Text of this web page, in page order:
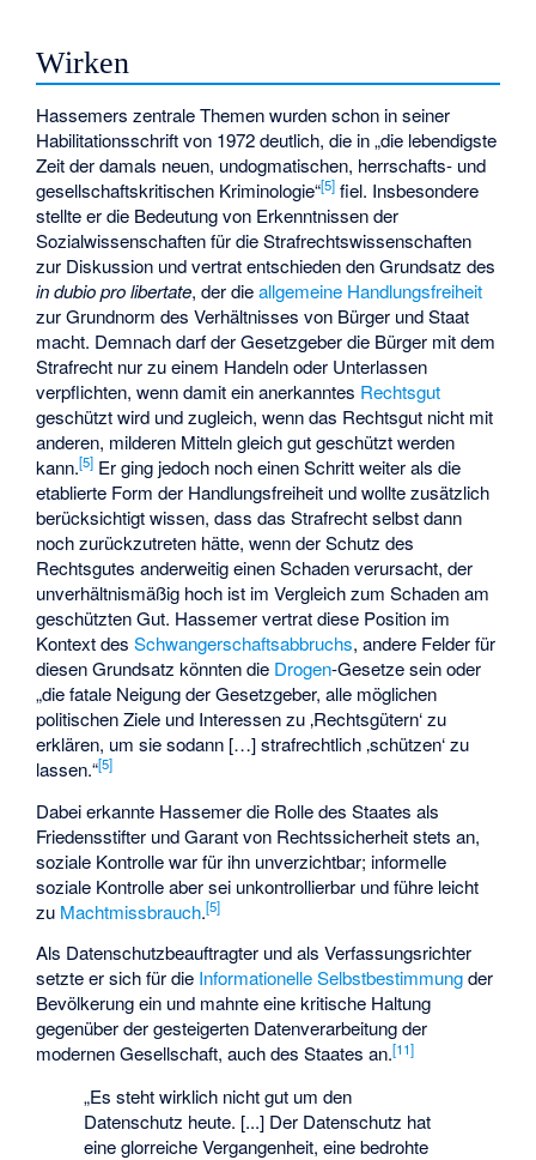
Wirken
Hassemers zentrale Themen wurden schon in seiner
Habilitationsschrift von 1972 deutlich, die in „die lebendigste
Zeit der damals neuen, undogmatischen, herrschafts- und
gesellschaftskritischen Kriminologie“[5] fiel. Insbesondere
stellte er die Bedeutung von Erkenntnissen der
Sozialwissenschaften für die Strafrechtswissenschaften
zur Diskussion und vertrat entschieden den Grundsatz des
in dubio pro libertate, der dieallgemeine Handlungsfreiheit
zur Grundnorm des Verhältnisses von Bürger und Staat
macht. Demnach darf der Gesetzgeber die Bürger mit dem
Strafrecht nur zu einem Handeln oder Unterlassen
verpflichten, wenn damit ein anerkanntes Rechtsgut
geschützt wird und zugleich, wenn das Rechtsgut nicht mit
anderen, milderen Mitteln gleich gut geschützt werden
kann.[5] Er ging jedoch noch einen Schritt weiter als die
etablierte Form der Handlungsfreiheit und wollte zusätzlich
berücksichtigt wissen, dass das Strafrecht selbst dann
noch zurückzutreten hätte, wenn der Schutz des
Rechtsgutes anderweitig einen Schaden verursacht, der
unverhältnismäßig hoch ist im Vergleich zum Schaden am
geschützten Gut. Hassemer vertrat diese Position im
Kontext desSchwangerschaftsabbruchs, andere Felder für
diesen Grundsatz könnten die Drogen-Gesetze sein oder
„die fatale Neigung der Gesetzgeber, alle möglichen
politischen Ziele und Interessen zu ‚Rechtsgütern‘ zu
erklären, um sie sodann […] strafrechtlich ‚schützen‘ zu
lassen.“[5]
Dabei erkannte Hassemer die Rolle des Staates als
Friedensstifter und Garant von Rechtssicherheit stets an,
soziale Kontrolle war für ihn unverzichtbar; informelle
soziale Kontrolle aber sei unkontrollierbar und führe leicht
zu Machtmissbrauch.[5]
Als Datenschutzbeauftragter und als Verfassungsrichter
setzte er sich für die Informationelle Selbstbestimmungder
Bevölkerung ein und mahnte eine kritische Haltung
gegenüber der gesteigerten Datenverarbeitung der
modernen Gesellschaft, auch des Staates an.[11]
„Es steht wirklich nicht gut um den
Datenschutz heute. [...] Der Datenschutz hat
eine glorreiche Vergangenheit, eine bedrohte